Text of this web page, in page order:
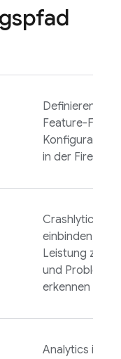
Definieren Sie
Feature-Flags
in der Firebase
Crashlytics
einbinden, um
Leistung zu
und Probleme
erkennen
Analytics in